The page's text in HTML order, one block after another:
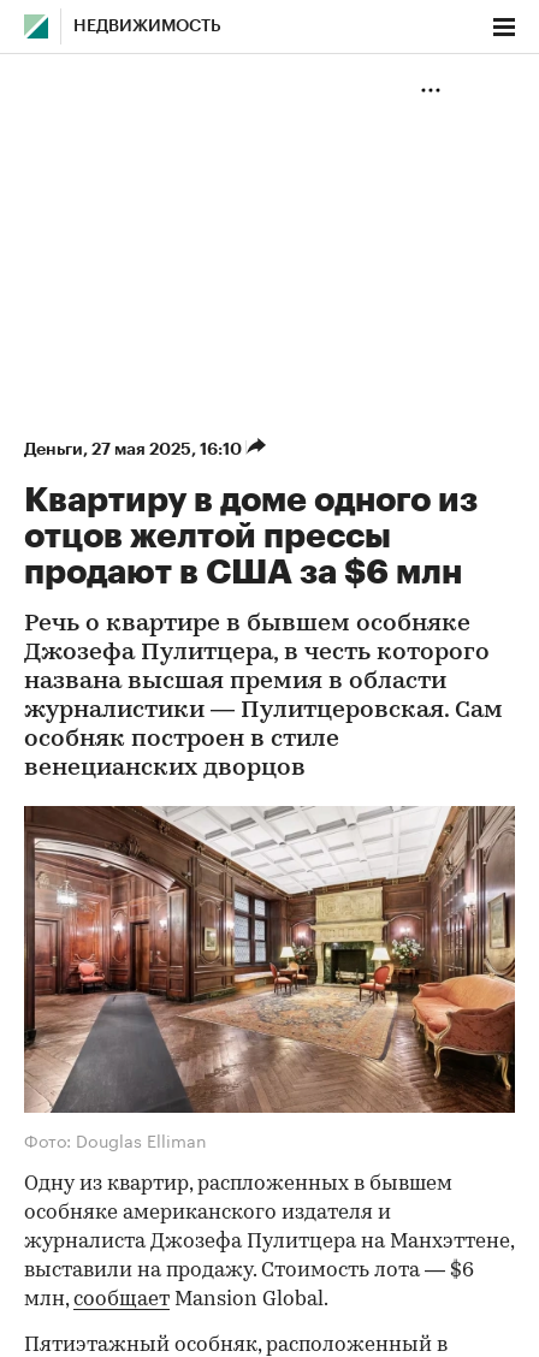
НЕДВИЖИМОСТЬ
Деньги⁠, 27 мая 2025, 16:10
Квартиру в доме одного из
отцов желтой прессы
продают в США за $6 млн
Речь о квартире в бывшем особняке
Джозефа Пулитцера, в честь которого
названа высшая премия в области
журналистики — Пулитцеровская. Сам
особняк построен в стиле
венецианских дворцов
Фото: Douglas Elliman
Одну из квартир, распложенных в бывшем
особняке американского издателя и
журналиста Джозефа Пулитцера на Манхэттене,
выставили на продажу. Стоимость лота — $6
млн,сообщает Mansion Global.
Пятиэтажный особняк, расположенный в